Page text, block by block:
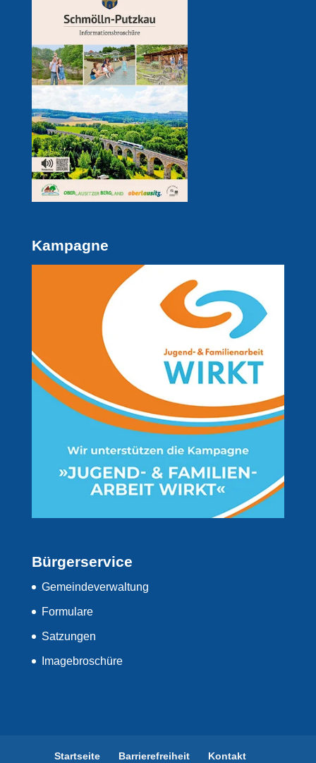
Kampagne
Bürgerservice
Gemeindeverwaltung
Formulare
Satzungen
Imagebroschüre
Startseite Barrierefreiheit Kontakt